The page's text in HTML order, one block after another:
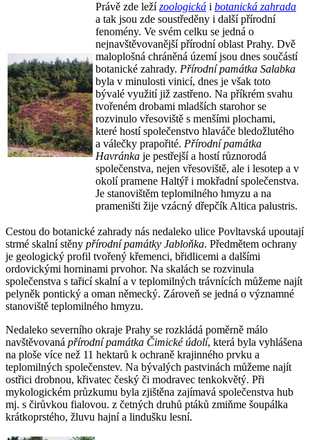
Právě zde ležízoologická i botanická zahrada
a tak jsou zde soustředěny i další přírodní
fenomény. Ve svém celku se jedná o
nejnavštěvovanější přírodní oblast Prahy. Dvě
maloplošná chráněná území jsou dnes součástí
botanické zahrady. Přírodní památka Salabka
byla v minulosti vinicí, dnes je však toto
bývalé využití již zastřeno. Na příkrém svahu
tvořeném drobami mladších starohor se
rozvinulo vřesoviště s menšími plochami,
které hostí společenstvo hlaváče bledožlutého
a válečky prapořité. Přírodní památka
Havránka je pestřejší a hostí různorodá
společenstva, nejen vřesoviště, ale i lesotep a v
okolí pramene Haltýř i mokřadní společenstva.
Je stanovištěm teplomilného hmyzu a na
prameništi žije vzácný dřepčík Altica palustris.
Cestou do botanické zahrady nás nedaleko ulice Povltavská upoutají
strmé skalní stěny přírodní památky Jabloňka. Předmětem ochrany
je geologický profil tvořený křemenci, břidlicemi a dalšími
ordovickými horninami prvohor. Na skalách se rozvinula
společenstva s tařicí skalní a v teplomilných trávnících můžeme najít
pelyněk pontický a oman německý. Zároveň se jedná o významné
stanoviště teplomilného hmyzu.
Nedaleko severního okraje Prahy se rozkládá poměrně málo
navštěvovaná přírodní památka Čimické údolí, která byla vyhlášena
na ploše více než 11 hektarů k ochraně krajinného prvku a
teplomilných společenstev. Na bývalých pastvinách můžeme najít
ostřici drobnou, křivatec český či modravec tenkokvětý. Při
mykologickém průzkumu byla zjištěna zajímavá společenstva hub
mj. s čirůvkou fialovou. z četných druhů ptáků zmiňme šoupálka
krátkoprstého, žluvu hajní a lindušku lesní.